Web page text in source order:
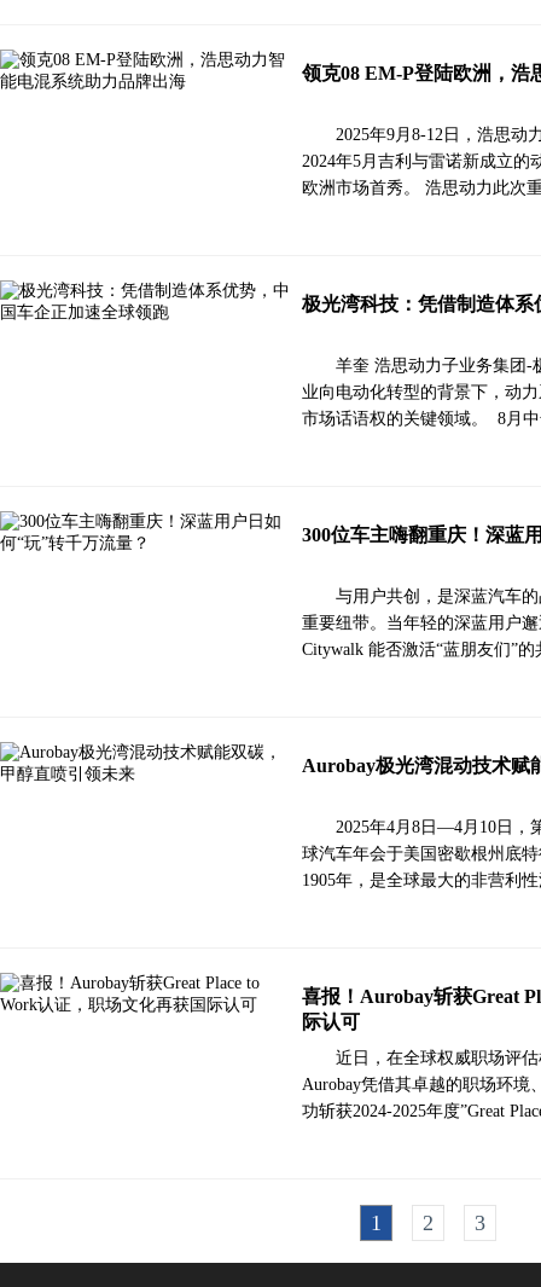
领克08 EM-P登陆欧洲，浩
2025年9月8-12日，浩思动
2024年5月吉利与雷诺新成立
欧洲市场首秀。 浩思动力此
极光湾科技：凭借制造体
羊奎 浩思动力子业务集团-
业向电动化转型的背景下，动
市场话语权的关键领域。 8月
300位车主嗨翻重庆！深蓝
与用户共创，是深蓝汽车
重要纽带。当年轻的深蓝用户
Citywalk 能否激活“蓝朋友们”
Aurobay极光湾混动技术赋
2025年4月8日—4月10日，
球汽车年会于美国密歇根州底
1905年，是全球最大的非营利
喜报！Aurobay斩获Great
际认可
近日，在全球权威职场评
Aurobay凭借其卓越的职场环境
功斩获2024-2025年度”Great
1 2 3